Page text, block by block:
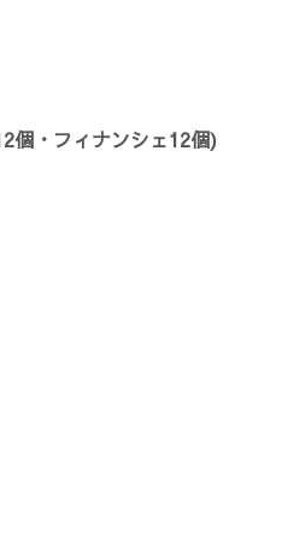
個・フィナンシェ12個)